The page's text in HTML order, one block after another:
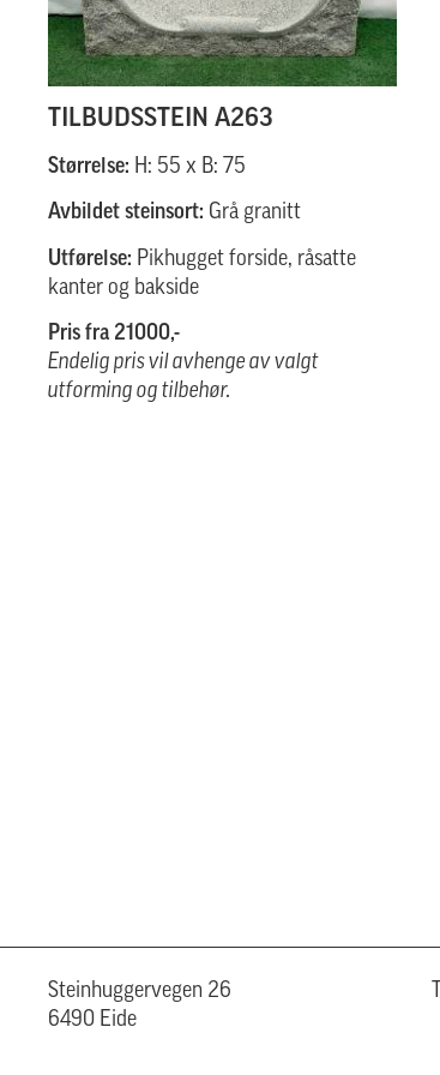
TILBUDSSTEIN A263
Størrelse: H: 55 x B: 75
Avbildet steinsort: Grå granitt
Utførelse: Pikhugget forside, råsatte
kanter og bakside
Pris fra 21000,-
Endelig pris vil avhenge av valgt
utforming og tilbehør.
Steinhuggervegen 26
6490 Eide